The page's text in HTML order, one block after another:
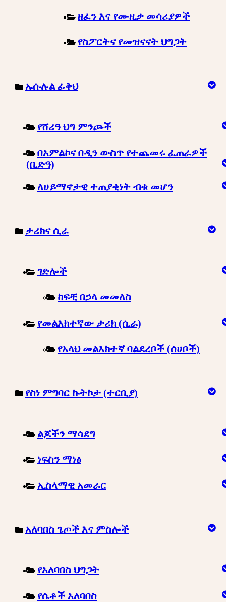
ዘፈን እና የሙዚቃ መሳሪያዎች
የስፖርትና የመዝናናት ህግጋት
ኡሱሉል ፊቅህ
የሸሪዓ ህግ ምንጮች
በአምልኮና በዲን ውስጥ የተጨመሩ ፈጠራዎች
(ቢድዓ)
ለሀይማኖታዊ ተጠያቂነት ብቁ መሆን
ታሪክና ሲራ
ገድሎች
ከፍቺ በኃላ መመለስ
የመልእክተኛው ታሪክ (ሲራ)
የአላህ መልእክተኛ ባልደረቦች (ሰሀቦች)
የስነ ምግባር ኩትኮታ (ተርቢያ)
ልጆችን ማሳደግ
ነፍስን ማነፅ
ኢስላማዊ አመራር
አለባበስ ጌጦች እና ምስሎች
የአለባበስ ህግጋት
የሴቶች አለባበስ